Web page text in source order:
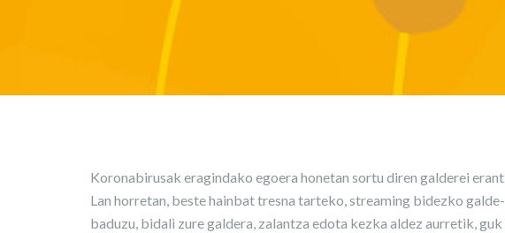
Koronabirusak eragindako egoera honetan sortu diren galderei
Lan horretan, beste hainbat tresna tarteko, streaming bidezko
baduzu, bidali zure galdera, zalantza edota kezka aldez aurretik,